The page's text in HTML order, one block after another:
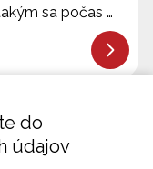
sa počas …
do
údajov